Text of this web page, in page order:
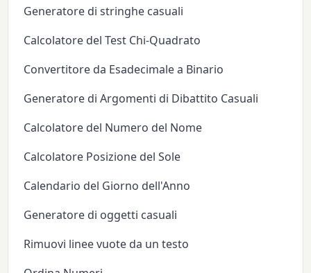
Generatore di stringhe casuali
Calcolatore del Test Chi-Quadrato
Convertitore da Esadecimale a Binario
Generatore di Argomenti di Dibattito Casuali
Calcolatore del Numero del Nome
Calcolatore Posizione del Sole
Calendario del Giorno dell'Anno
Generatore di oggetti casuali
Rimuovi linee vuote da un testo